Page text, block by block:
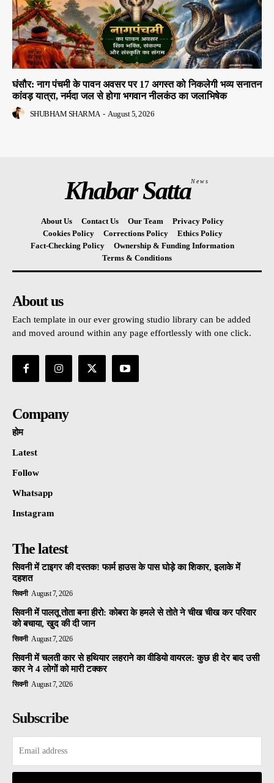
घंसौर: नाग पंचमी के पावन अवसर पर 17 अगस्त को निकलेगी भव्य सनातन
कांवड़ यात्रा, नर्मदा जल से होगा भगवान नीलकंठ का जलाभिषेक
SHUBHAM SHARMA - August 5, 2026
Khabar SattaNews
About Us Contact Us Our Team
Privacy Policy
Cookies Policy
Corrections Policy
Ethics Policy
Fact-Checking Policy
Ownership & Funding Information
Terms & Conditions
About us
Each template in our ever growing studio library can be added
and moved around within any page effortlessly with one click.
Company
होम
Latest
Follow
Whatsapp
Instagram
The latest
सिवनी में टाइगर की दस्तक! फार्म हाउस के पास घोड़े का शिकार, इलाके में
दहशत
सिवनी August 7, 2026
सिवनी में पालतू तोता बना हीरो: कोबरा के हमले से तोते ने चीख चीख कर परिवार
को बचाया, खुद की दी जान
सिवनी August 7, 2026
सिवनी में चलती कार से हथियार लहराने का वीडियो वायरल: कुछ ही देर बाद उसी
कार ने 4 लोगों को मारी टक्कर
सिवनी August 7, 2026
Subscribe